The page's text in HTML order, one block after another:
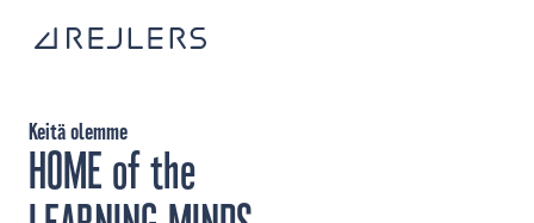
HOMEof the
Keitä olemme